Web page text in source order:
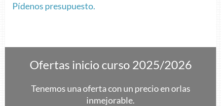
Pídenos presupuesto.
Ofertas inicio curso 2025/2026
Tenemos una oferta con un precio en orlas
inmejorable.